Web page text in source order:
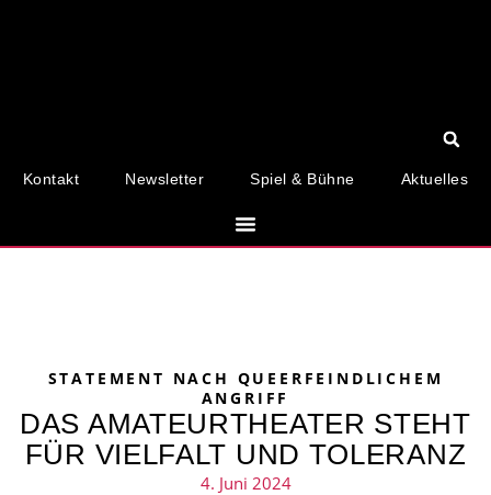
Kontakt Newsletter Spiel & Bühne Aktuelles
STATEMENT NACH QUEERFEINDLICHEM
ANGRIFF
DAS AMATEURTHEATER STEHT
FÜR VIELFALT UND TOLERANZ
4. Juni 2024